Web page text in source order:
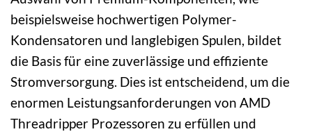
beispielsweise hochwertigen Polymer-
Kondensatoren und langlebigen Spulen, bildet
die Basis für eine zuverlässige und effiziente
Stromversorgung. Dies ist entscheidend, um die
enormen Leistungsanforderungen von AMD
Threadripper Prozessoren zu erfüllen und